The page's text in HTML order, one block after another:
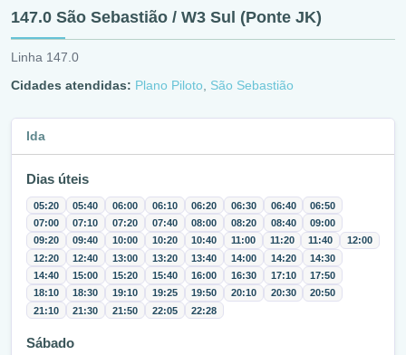
147.0 São Sebastião / W3 Sul (Ponte JK)
Linha 147.0
Cidades atendidas: Plano Piloto São Sebastião
Ida
Dias úteis
05:20 05:40 06:00 06:10 06:20 06:30 06:40
06:50
07:00
07:10 07:20 07:40 08:00 08:20 08:40
09:00
09:20
09:40 10:00 10:20 10:40 11:00 11:20 11:40
12:00
12:20
12:40 13:00 13:20 13:40 14:00 14:20
14:30
14:40
15:00 15:20 15:40 16:00 16:30 17:10
17:50
18:10
18:30 19:10 19:25 19:50 20:10 20:30
20:50
21:10
21:30 21:50 22:05 22:28
Sábado